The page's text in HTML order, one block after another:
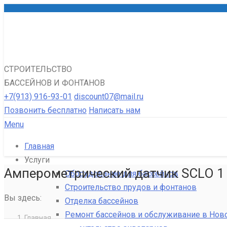
СТРОИТЕЛЬСТВО
БАССЕЙНОВ И ФОНТАНОВ
+7(913) 916-93-01 discount07@mail.ru
Позвонить бесплатно Написать нам
Menu
Главная
Услуги
Оборудование для бассейнов
Строительство прудов и фонтанов
Отделка бассейнов
Ремонт бассейнов и обслуживание в
Амперометрический датчик SCLO 1
Вы здесь:
Главная